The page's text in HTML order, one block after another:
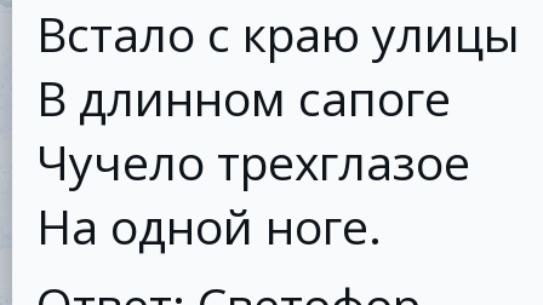
Встало с краю улицы
В длинном сапоге
Чучело трехглазое
На одной ноге.